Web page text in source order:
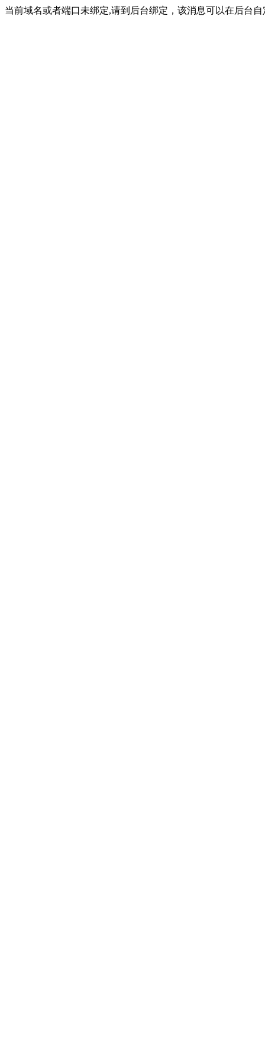
当前域名或者端口未绑定,请到后台绑定，该消息可以在后台自